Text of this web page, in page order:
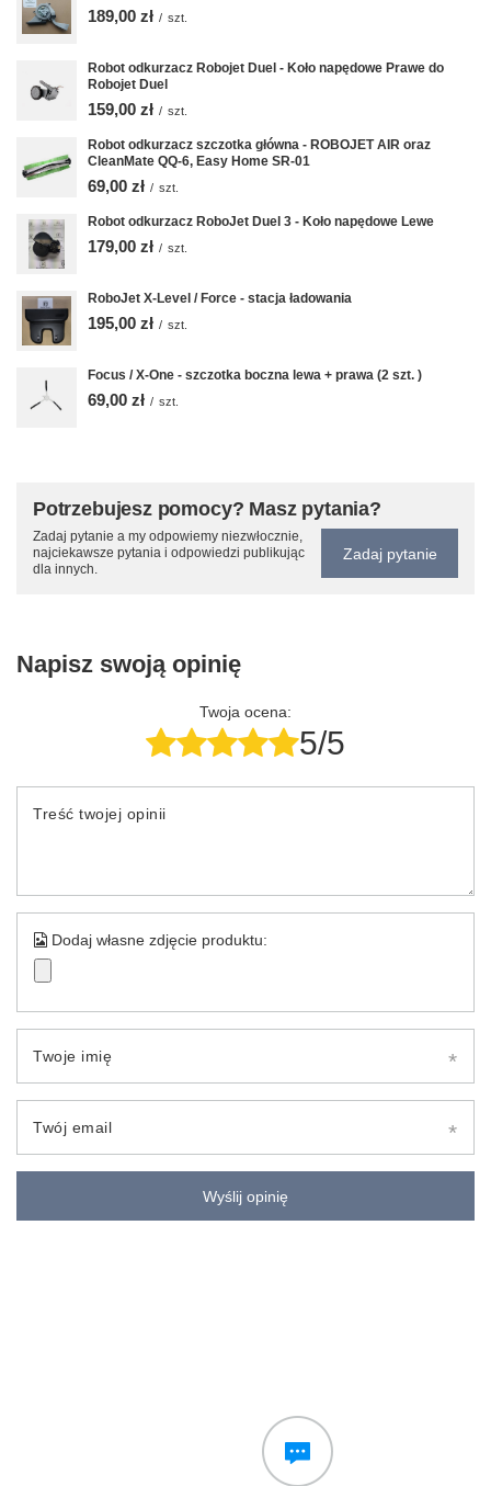
189,00 zł / szt.
Robot odkurzacz Robojet Duel - Koło napędowe Prawe do
Robojet Duel
159,00 zł / szt.
Robot odkurzacz szczotka główna - ROBOJET AIR oraz
CleanMate QQ-6, Easy Home SR-01
69,00 zł / szt.
Robot odkurzacz RoboJet Duel 3 - Koło napędowe Lewe
179,00 zł / szt.
RoboJet X-Level / Force - stacja ładowania
195,00 zł / szt.
Focus / X-One - szczotka boczna lewa + prawa (2 szt. )
69,00 zł / szt.
Potrzebujesz pomocy? Masz pytania?
Zadaj pytanie a my odpowiemy niezwłocznie,
najciekawsze pytania i odpowiedzi publikując
dla innych.
Zadaj pytanie
Napisz swoją opinię
Twoja ocena:
5/5
Treść twojej opinii
Dodaj własne zdjęcie produktu:
Twoje imię
Twój email
Wyślij opinię